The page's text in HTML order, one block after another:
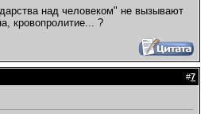
над человеком" не вызывают
кровопролитие... ?
#7